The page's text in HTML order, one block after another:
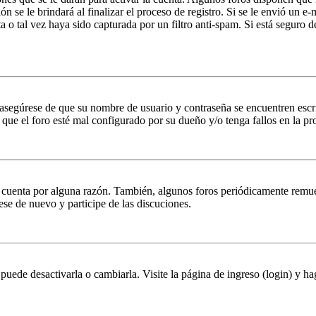
se le brindará al finalizar el proceso de registro. Si se le envió un
tal vez haya sido capturada por un filtro anti-spam. Si está seguro
de que su nombre de usuario y contraseña se encuentren
el foro esté mal configurado por su dueño y/o tenga fallos en la
por alguna razón. También, algunos foros periódicamente
de nuevo y participe de las discuciones.
desactivarla o cambiarla. Visite la página de ingreso (login) y